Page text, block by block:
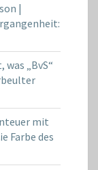
|
„BvS“
mit
Farbe des